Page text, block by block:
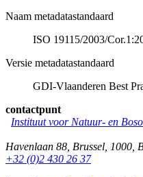
Naam metadatastandaard
ISO 19115/2003/
Versie metadatastandaard
GDI-Vlaanderen Best
contactpunt
Instituut voor Natuur- en
Havenlaan 88 Brussel 1000
+32 (0)2 430 26 37